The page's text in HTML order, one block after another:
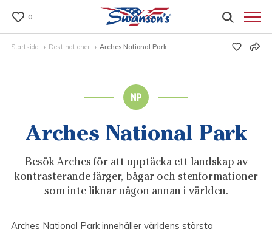
0
Startsida Destinationer Arches National Park
Arches National Park
Besök Arches för att upptäcka ett landskap av
kontrasterande färger, bågar och stenformationer
som inte liknar någon annan i världen.
Arches National Park innehåller världens största